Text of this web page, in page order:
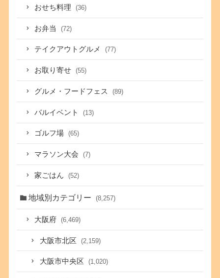
おせち料理 (36)
お弁当 (72)
テイクアウトグルメ (77)
お取り寄せ (55)
グルメ・フードフェス (89)
バルイベント (13)
ゴルフ場 (65)
マラソン大会 (7)
家ごはん (52)
地域別カテゴリー (8,257)
大阪府 (6,469)
大阪市北区 (2,159)
大阪市中央区 (1,020)